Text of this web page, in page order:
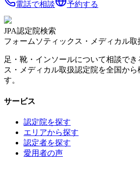
電話で相談
予約する
JPA認定院検索
フォームソティックス・メディカル取
足・靴・インソールについて相談で
ス・メディカル取扱認定院を全国か
す。
サービス
認定院を探す
エリアから探す
認定者を探す
愛用者の声